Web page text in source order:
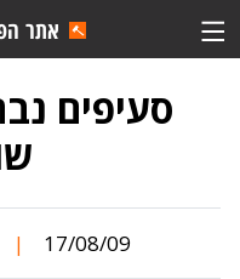
אתר
סעיפים
17/08/09
|